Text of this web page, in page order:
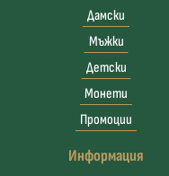
Дамски
Мъжки
Детски
Монети
Промоции
Информация